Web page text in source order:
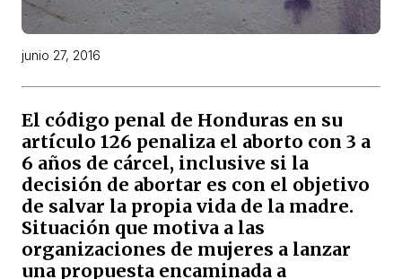
junio 27, 2016
El código penal de Honduras en su
artículo 126 penaliza el aborto con 3 a
6 años de cárcel, inclusive si la
decisión de abortar es con el objetivo
de salvar la propia vida de la madre.
Situación que motiva a las
organizaciones de mujeres a lanzar
una propuesta encaminada a